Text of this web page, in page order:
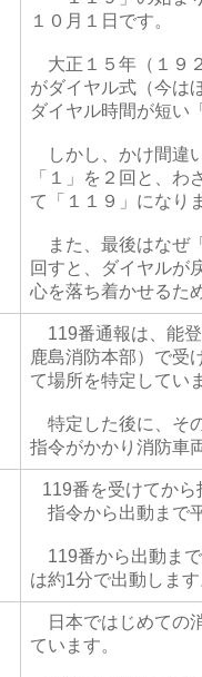
１０月１日です。
大正１５年（１９
がダイヤル式（今は
ダイヤル時間が短い
しかし、かけ間違
「１」を２回と、
て「１１９」になり
また、最後はなぜ
回すと、ダイヤルが
心を落ち着かせるた
119番通報は、能
鹿島消防本部）で受
て場所を特定してい
特定した後に、そ
指令がかかり消防車
119番を受けてか
指令から出動まで
119番から出動ま
は約1分で出動しま
日本ではじめての
ています。